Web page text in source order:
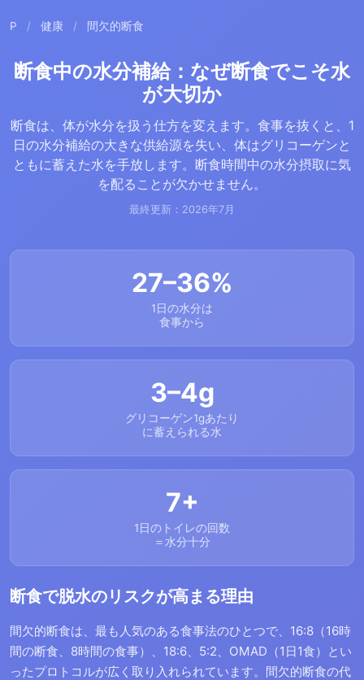
P / 健康 / 間欠的断食
断食中の水分補給：なぜ断食でこそ水
が大切か
断食は、体が水分を扱う仕方を変えます。食事を抜くと、1
日の水分補給の大きな供給源を失い、体はグリコーゲンと
ともに蓄えた水を手放します。断食時間中の水分摂取に気
を配ることが欠かせません。
最終更新：2026年7月
27–36%
1日の水分は
食事から
3–4g
グリコーゲン1gあたり
に蓄えられる水
7+
1日のトイレの回数
＝水分十分
断食で脱水のリスクが高まる理由
間欠的断食は、最も人気のある食事法のひとつで、16:8（16時
間の断食、8時間の食事）、18:6、5:2、OMAD（1日1食）とい
ったプロトコルが広く取り入れられています。間欠的断食の代